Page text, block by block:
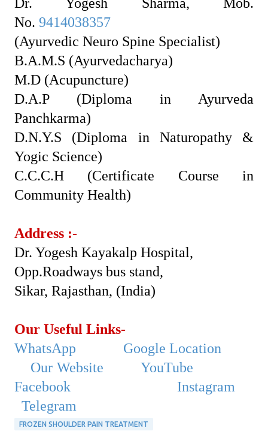
No. 9414038357
(Ayurvedic Neuro Spine Specialist)
B.A.M.S (Ayurvedacharya)
M.D (Acupuncture)
D.A.P (Diploma in Ayurveda
Panchkarma)
D.N.Y.S (Diploma in Naturopathy &
Yogic Science)
C.C.C.H (Certificate Course in
Community Health)
Address :-
Dr. Yogesh Kayakalp Hospital,
Opp.Roadways bus stand,
Sikar, Rajasthan, (India)
Our Useful Links-
WhatsApp
Google Location
Our Website
YouTube
Facebook
Instagram
Telegram
FROZEN SHOULDER PAIN TREATMENT